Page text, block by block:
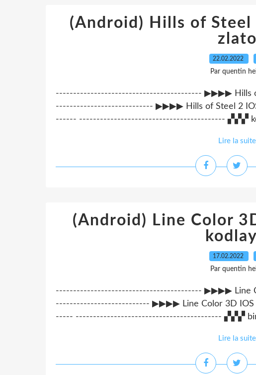
(Android) Hills of Steel
zlato
22.02.2022
Par quentin
------------------------------------------ ▶▶▶▶ Hills
---------------------------- ▶▶▶▶ Hills of Steel 2
------ ------------------------------------------ ▞▞▞
Lire la suite
(Android) Line Color
17.02.2022
Par quentin
------------------------------------------ ▶▶▶▶ Line
--------------------------- ▶▶▶▶ Line Color 3D
----- ------------------------------------------ ▞▞▞ bir
Lire la suite